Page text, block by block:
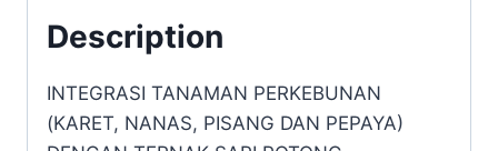
TERNAK
POTONG
quantity
Description
INTEGRASI TANAMAN PERKEBUNAN
(KARET, NANAS, PISANG DAN PEPAYA)